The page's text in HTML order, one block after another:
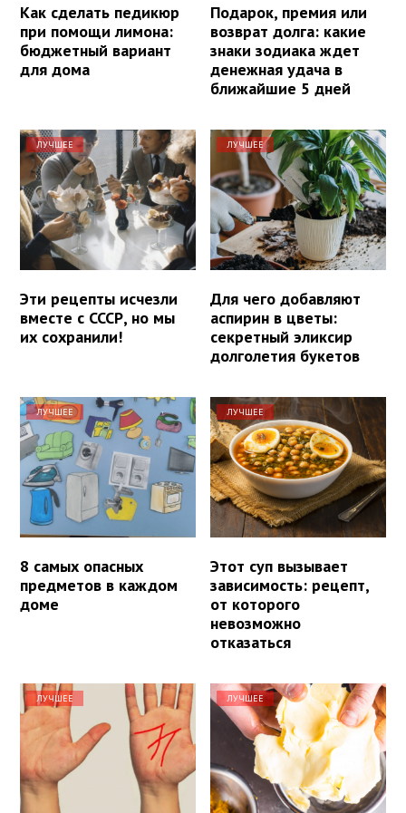
Как сделать педикюр
при помощи лимона:
бюджетный вариант
для дома
Подарок, премия или
возврат долга: какие
знаки зодиака ждет
денежная удача в
ближайшие 5 дней
ЛУЧШЕЕ
Эти рецепты исчезли
вместе с СССР, но мы
их сохранили!
ЛУЧШЕЕ
Для чего добавляют
аспирин в цветы:
секретный эликсир
долголетия букетов
ЛУЧШЕЕ
8 самых опасных
предметов в каждом
доме
ЛУЧШЕЕ
Этот суп вызывает
зависимость: рецепт,
от которого
невозможно
отказаться
ЛУЧШЕЕ ЛУЧШЕЕ